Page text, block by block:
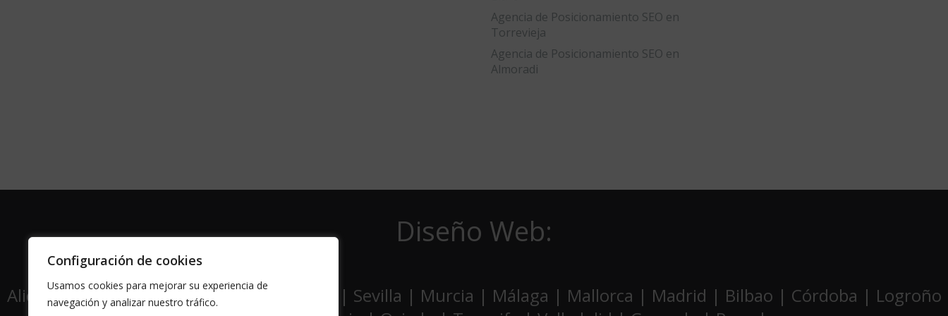
Configuración de cookies
Usamos cookies para mejorar su experiencia de
navegación y analizar nuestro tráfico.
Agencia de Posicionamiento SEO en
Torrevieja
Agencia de Posicionamiento SEO en
Almoradi
Diseño Web:
Alicante | Barcelona|Zaragoza | Valencia | Sevilla | Murcia | Málaga | Mallorca | Madrid | Bilbao | Córdoba | Logroño